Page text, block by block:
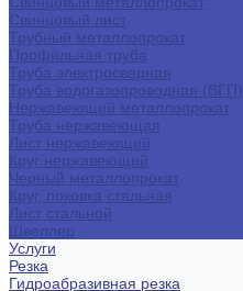
Свинцовый лист
Трубный металлопрокат
Профильная труба
Труба электросварная
Труба водогазопроводная (ВГП)
Нержавеющий металлопрокат
Труба нержавеющая
Лист нержавеющий
Круг нержавеющий
Черный металлопрокат
Круг, поковка стальная
Лист стальной
Швеллер
Услуги
Резка
Гидроабразивная резка